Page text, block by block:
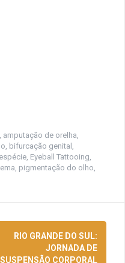
, amputação de orelha,
, bifurcação genital ,
espécie, Eyeball Tattooing,
, pigmentação do olho,
RIO GRANDE DO SUL:
JORNADA DE
SUSPENSÃO CORPORAL